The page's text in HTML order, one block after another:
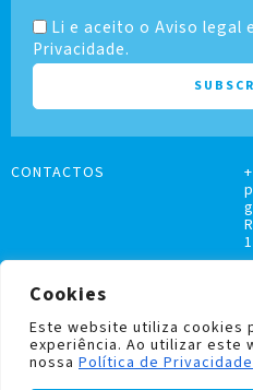
Cookies
Este website utiliza cookies
experiência. Ao utilizar este
nossa Política de Privacidade
Li e aceito o Aviso legal
Privacidade.
LIVRO DE RECLAMAÇÕES
CONTACTOS